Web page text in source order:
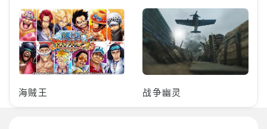
海贼王 战争幽灵